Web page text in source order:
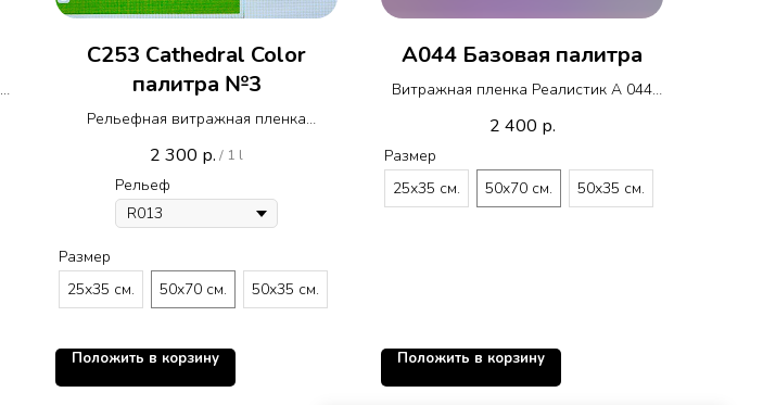
C253 Cathedral Color
палитра №3
Рельефная витражная пленка
монотонным цветом C 253 палитра
2 300 р. / 1 l
Рельеф
Размер
25х35 см.
50х70 см. 50х35 см.
Положить в корзину
A044 Базовая палитра
Витражная пленка Реалистик A 044
2 400 р.
Размер
25х35 см.
50х70 см. 50х35 см.
Положить в корзину